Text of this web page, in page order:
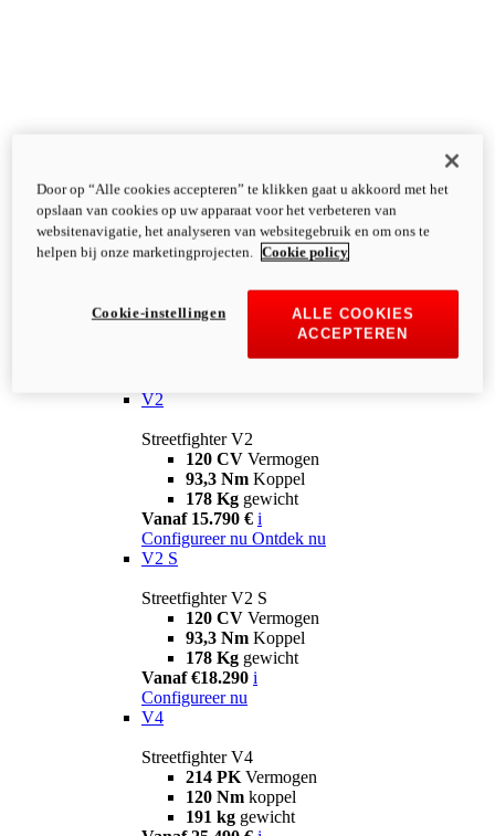
V2
Streetfighter V2
120 CV Vermogen
93,3 Nm Koppel
178 Kg gewicht
Vanaf 15.790 € i
Configureer nu Ontdek nu
V2 S
Streetfighter V2 S
120 CV Vermogen
93,3 Nm Koppel
178 Kg gewicht
Vanaf €18.290 i
Configureer nu
V4
Streetfighter V4
214 PK Vermogen
120 Nm koppel
191 kg gewicht
Door op “Alle cookies accepteren” te klikken gaat u akkoord met het
opslaan van cookies op uw apparaat voor het verbeteren van
websitenavigatie, het analyseren van websitegebruik en om ons te
helpen bij onze marketingprojecten.
Cookie policy
ALLE COOKIES
ACCEPTEREN
Cookie-instellingen